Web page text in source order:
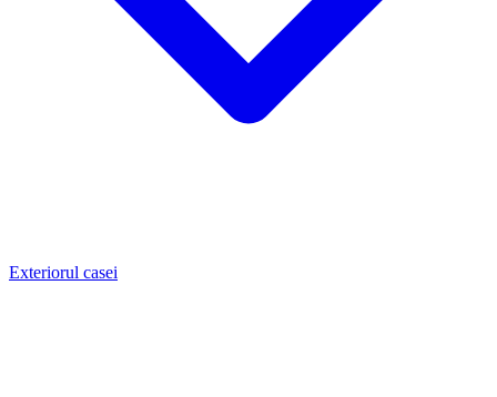
Exteriorul casei